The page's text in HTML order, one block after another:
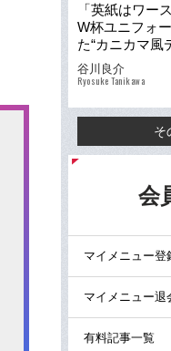
「英紙はワー
W杯ユニフォ
た“カニカマ風
ユニフォーム
谷川良介
Ryosuke Tanikawa
そ
会
マイメニュー登
マイメニュー退
有料記事一覧